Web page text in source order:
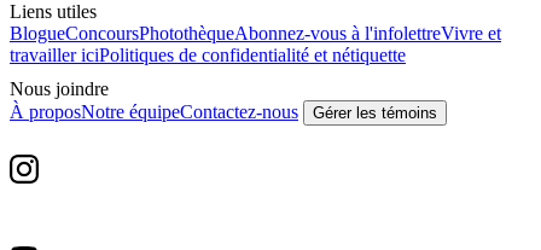
Liens utiles
BlogueConcoursPhotothèqueAbonnez-vous à l'infolettreVivre et
travailler iciPolitiques de confidentialité et nétiquette
Nous joindre
À proposNotre équipeContactez-nous Gérer les témoins